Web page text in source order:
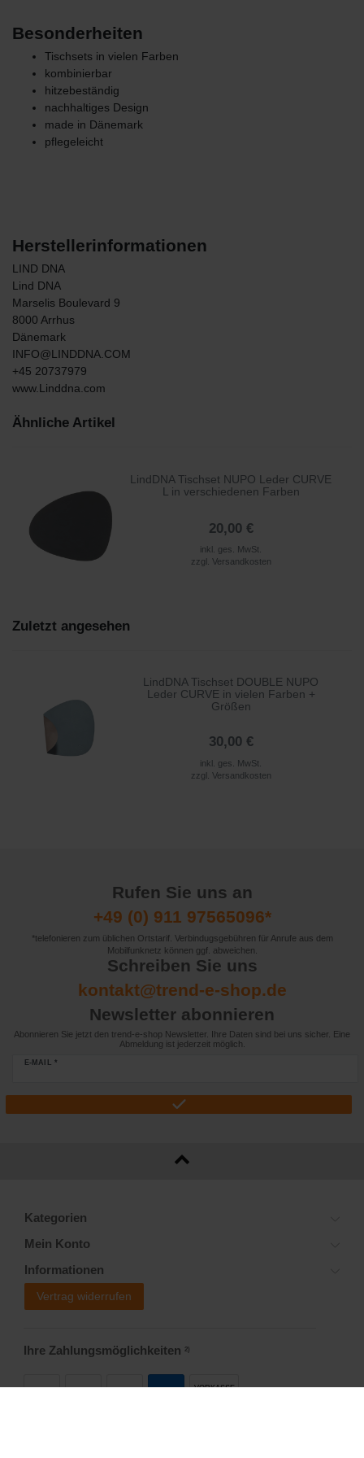
Besonderheiten
Tischsets in vielen Farben
kombinierbar
hitzebeständig
nachhaltiges Design
made in Dänemark
pflegeleicht
Herstellerinformationen
LIND DNA
Lind DNA
Marselis Boulevard 9
8000 Arrhus
Dänemark
INFO@LINDDNA.COM
+45 20737979
www.Linddna.com
Ähnliche Artikel
LindDNA Tischset NUPO Leder CURVE
L in verschiedenen Farben
20,00 €
inkl. ges. MwSt.
zzgl. Versandkosten
Zuletzt angesehen
LindDNA Tischset DOUBLE NUPO
Leder CURVE in vielen Farben +
Größen
30,00 €
inkl. ges. MwSt.
zzgl. Versandkosten
Rufen Sie uns an
+49 (0) 911 97565096*
*telefonieren zum üblichen Ortstarif. Verbindugsgebühren für Anrufe aus dem
Mobilfunknetz können ggf. abweichen.
Schreiben Sie uns
kontakt@trend-e-shop.de
Newsletter abonnieren
Abonnieren Sie jetzt den trend-e-shop Newsletter. Ihre Daten sind bei uns sicher. Eine
Abmeldung ist jederzeit möglich.
E-MAIL *
Kategorien
Mein Konto
Informationen
Vertrag widerrufen
Ihre Zahlungsmöglichkeiten 2)
VORKASSE